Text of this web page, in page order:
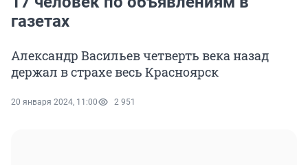
газетах
Александр Васильев четверть века назад
держал в страхе весь Красноярск
20 января 2024, 11:00 2 951